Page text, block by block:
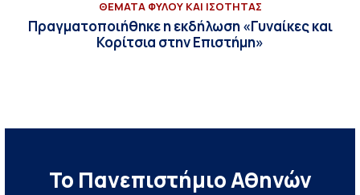
ΘΕΜΑΤΑ ΦΥΛΟΥ ΚΑΙ ΙΣΟΤΗΤΑΣ
Πραγματοποιήθηκε η εκδήλωση «Γυναίκες και
Κορίτσια στην Επιστήμη»
Το Πανεπιστήμιο Αθηνών